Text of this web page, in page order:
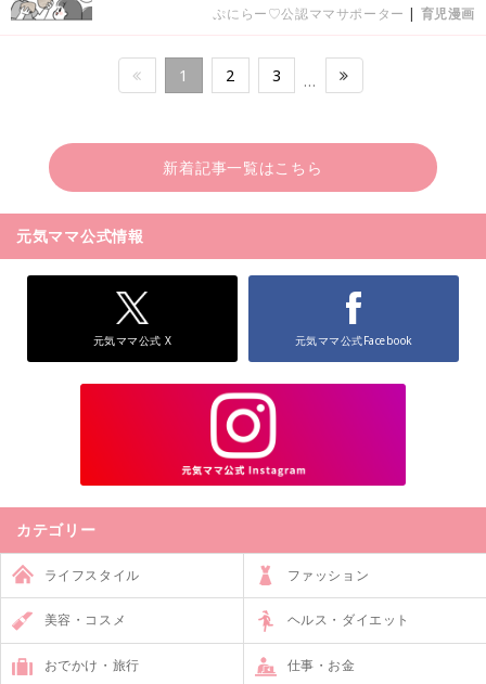
ぷにらー♡公認ママサポーター | 育児漫画
1 2 3 …
新着記事一覧はこちら
元気ママ公式情報
元気ママ公式 X 元気ママ公式Facebook
カテゴリー
ライフスタイル ファッション
美容・コスメ ヘルス・ダイエット
おでかけ・旅行 仕事・お金